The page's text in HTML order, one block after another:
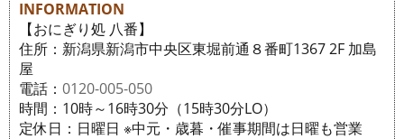
INFORMATION
【おにぎり処 八番】
住所：新潟県新潟市中央区東堀前通８番町1367 2F 加島
屋
電話： 0120-005-050
時間：10時～16時30分（15時30分LO）
定休日：日曜日 ※中元・歳暮・催事期間は日曜も営業